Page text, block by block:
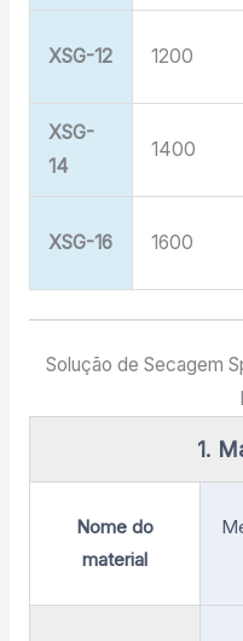
XSG-12 1200
XSG-
14
1400
XSG-16 1600
Solução de Secagem
1.
Nome do
material